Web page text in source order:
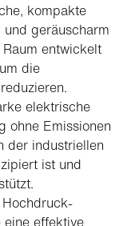
kompakte
geräuscharm
entwickelt
die
elektrische
ohne Emissionen
der industriellen
ist und
effektive